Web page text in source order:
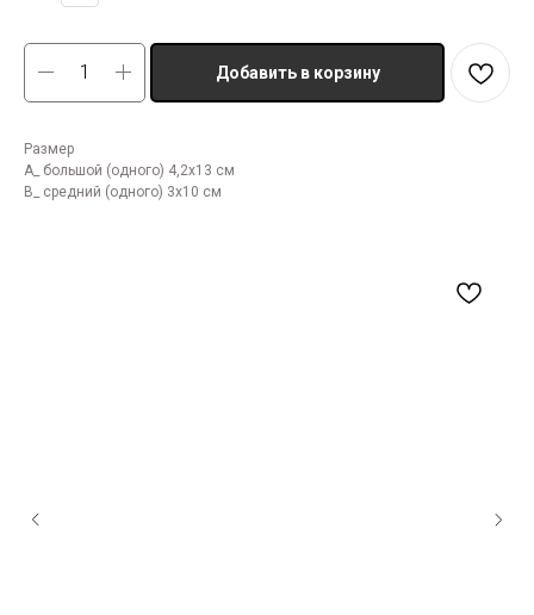
Добавить в корзину
Размер
А_ большой (одного) 4,2х13 см
В_ средний (одного) 3х10 см